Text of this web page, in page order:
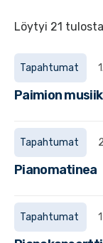
Löytyi 21
Tapahtumat
Paimion
Tapahtumat
Pianomatinea
Tapahtumat